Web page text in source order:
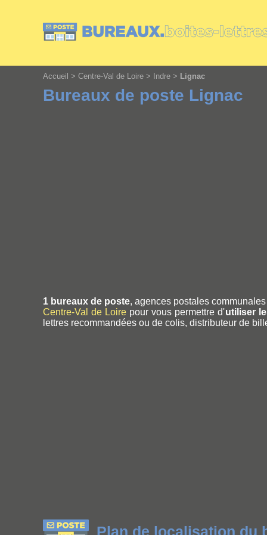
Accueil > Centre-Val de Loire > Indre > Lignac
Bureaux de poste Lignac
1 bureaux de poste, agences postales
Centre-Val de Loire pour vous permettre d'utiliser
lettres recommandées ou de colis, distributeur de
Plan de localisation du